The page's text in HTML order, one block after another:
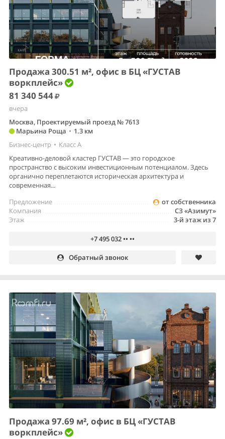
Продажа 300.51 м², офис в БЦ «ГУСТАВ
воркплейс»
81 340 544
вчера
Москва, Проектируемый проезд № 7613
Марьина Роща • 1.3 км
Бизнес-центр • Класс A
Креативно-деловой кластер ГУСТАВ — это городское
пространство с высоким инвестиционным потенциалом. Здесь
органично переплетаются историческая архитектура и
современная...
от собственника
Предложение
СЗ «Азимут»
Компания
3-й этаж из 7
Этаж
+7 495 032 •• ••
Обратный звонок
Продажа 97.69 м², офис в БЦ «ГУСТАВ
воркплейс»